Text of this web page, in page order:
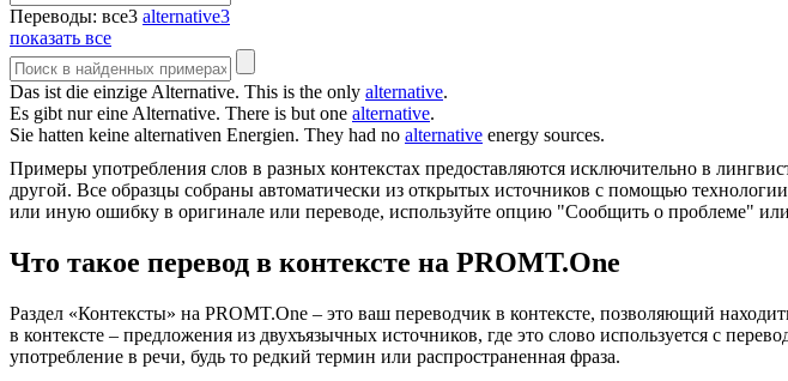
Переводы: все3 alternative3
показать все
Das ist die einzige Alternative. This is the only alternative.
Es gibt nur eine Alternative. There is but one alternative.
Sie hatten keine alternativen Energien. They had no alternative energy sources.
Примеры употребления слов в разных контекстах предоставляются исключительно в
другой. Все образцы собраны автоматически из открытых источников с помощью
или иную ошибку в оригинале или переводе, используйте опцию "Сообщить о проблеме" или
Что такое перевод в контексте на PROMT.One
Раздел «Контексты» на PROMT.One – это ваш переводчик в контексте, позволяющий
в контексте – предложения из двухъязычных источников, где это слово используется с
употребление в речи, будь то редкий термин или распространенная фраза.